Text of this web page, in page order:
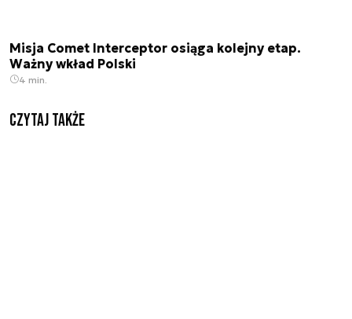
Misja Comet Interceptor osiąga kolejny etap.
Ważny wkład Polski
4 min.
Czytaj także